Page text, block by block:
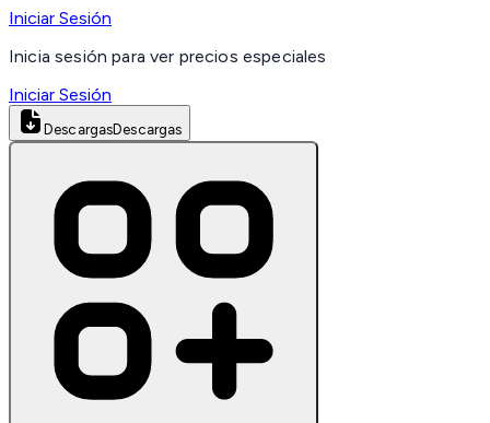
Iniciar Sesión
Inicia sesión para ver precios especiales
Iniciar Sesión
DescargasDescargas